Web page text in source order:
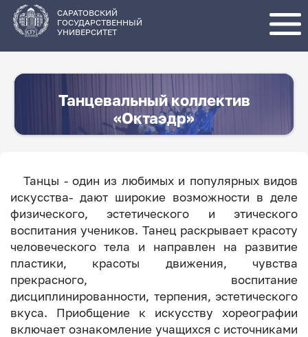
основному
содержанию
САРАТОВСКИЙ
ГОСУДАРСТВЕННЫЙ
УНИВЕРСИТЕТ
Танцевальный коллектив
«Октаэдр»
Танцы - один из любимых и популярных видов
искусства- дают широкие возможности в деле
физического, эстетического и этического
воспитания учеников. Танец раскрывает красоту
человеческого тела и направлен на развитие
пластики, красоты движения, чувства
прекрасного, воспитание
дисциплинированности, терпения, эстетического
вкуса. Приобщение к искусству хореографии
включает ознакомление учащихся с источниками